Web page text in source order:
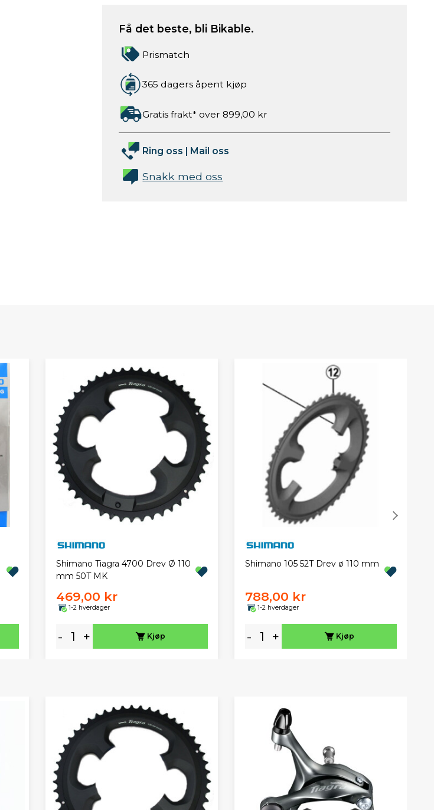
Få det beste, bli Bikable.
Prismatch
365 dagers åpent kjøp
Gratis frakt* over 899,00 kr
Ring oss | Mail oss
Snakk med oss
Shimano Tiagra 4700 Drev Ø 110
mm 50T MK
469,00 kr
1-2 hverdager
- + Kjøp
Shimano 105 52T Drev ø 110 mm
788,00 kr
1-2 hverdager
- + Kjøp